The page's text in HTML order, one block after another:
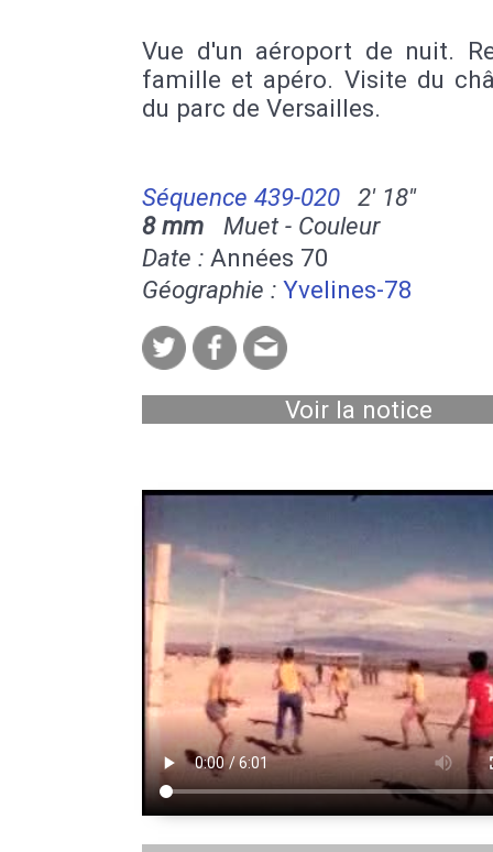
Vue d'un aéroport de nuit.
famille et apéro. Visite du
du parc de Versailles.
Séquence 439-020
2' 18''
8 mm Muet - Couleur
Date : Années 70
Géographie : Yvelines-78
Voir la notice